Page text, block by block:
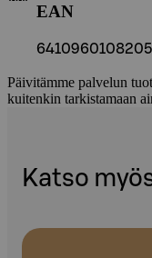
EAN
6410960108205
Päivitämme palvelun
kuitenkin tarkistamaan
Katso